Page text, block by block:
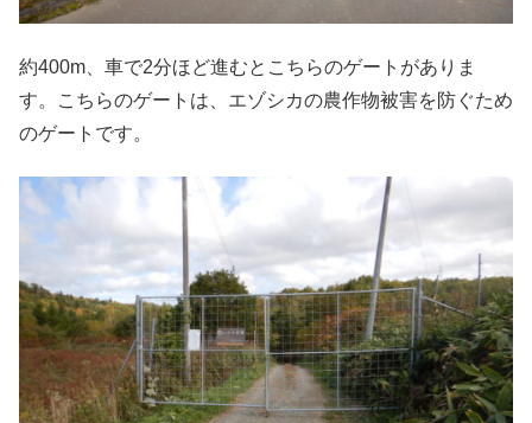
約400m、車で2分ほど進むとこちらのゲートがありま
す。こちらのゲートは、エゾシカの農作物被害を防ぐため
のゲートです。